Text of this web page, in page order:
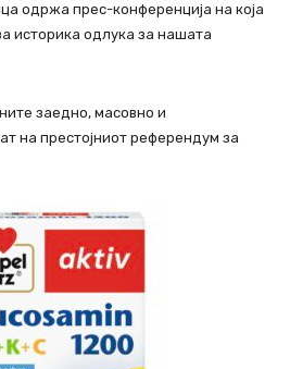
одржа прес-конференција на која
историка одлука за нашата
заедно, масовно и
на престојниот референдум за